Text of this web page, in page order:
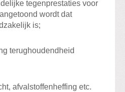
tegenprestaties voor
wordt dat
is;
terughoudendheid
afvalstoffenheffing etc.